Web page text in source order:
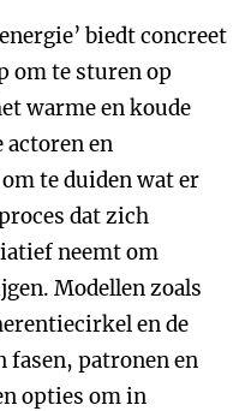
biedt concreet
om te sturen op
warme en koude
en
te duiden wat er
dat zich
neemt om
Modellen zoals
en de
fasen, patronen en
opties om in